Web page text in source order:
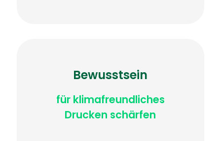
Bewusstsein
für klimafreundliches
Drucken schärfen